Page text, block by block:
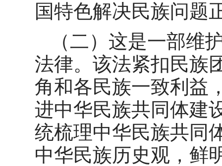
国特色解决民族问题
（二）这是一部维
法律。该法紧扣民族
角和各民族一致利益
进中华民族共同体建
统梳理中华民族共同
中华民族历史观，鲜